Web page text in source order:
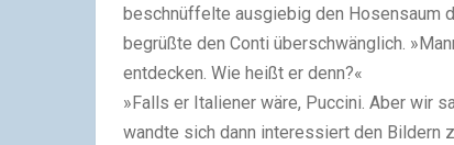
beschnüffelte ausgiebig den Hosensaum
begrüßte den Conti überschwänglich.
entdecken. Wie heißt er denn?«
»Falls er Italiener wäre, Puccini. Aber wir
wandte sich dann interessiert den Bildern